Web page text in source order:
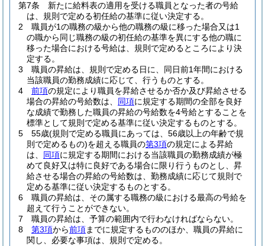
第7条
新たに給料表の適用を受ける職員となった者の号給
は、規則で定める初任給の基準に従い決定する。
2
職員が1の職務の級から他の職務の級に移った場合又は1
の職から同じ職務の級の初任給の基準を異にする他の職に
移った場合における号給は、規則で定めるところにより決
定する。
3
職員の昇給は、規則で定める日に、同日前1年間における
当該職員の勤務成績に応じて、行うものとする。
4
前項の規定により職員を昇給させるか否か及び昇給させる
場合の昇給の号給数は、 同項に規定する期間の全部を良好
な成績で勤務した職員の昇給の号給数を4号給とすることを
標準として規則で定める基準に従い決定するものとする。
5
55歳(規則で定める職員にあっては、56歳以上の年齢で規
則で定めるもの)を超える職員の第3項の規定による昇給
は、 同項に規定する期間における当該職員の勤務成績が極
めて良好又は特に良好である場合に限り行うものとし、昇
給させる場合の昇給の号給数は、勤務成績に応じて規則で
定める基準に従い決定するものとする。
6
職員の昇給は、その属する職務の級における最高の号給を
超えて行うことができない。
7
職員の昇給は、予算の範囲内で行わなければならない。
8
第3項から前項までに規定するもののほか、職員の昇給に
関し、必要な事項は、規則で定める。